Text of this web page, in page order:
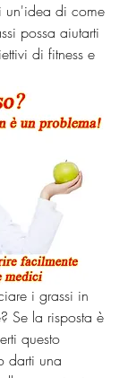
un'idea di come
possa aiutarti
di fitness e
i grassi in
Se la risposta è
questo
darti una